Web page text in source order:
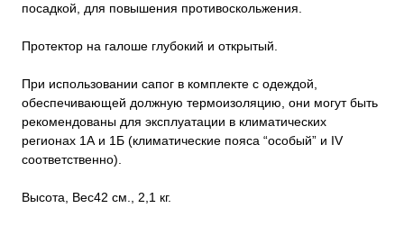
посадкой, для повышения противоскольжения.
Протектор на галоше глубокий и открытый.
При использовании сапог в комплекте с одеждой,
обеспечивающей должную термоизоляцию, они могут быть
рекомендованы для эксплуатации в климатических
регионах 1А и 1Б (климатические пояса “особый” и IV
соответственно).
Высота, Вес42 см., 2,1 кг.